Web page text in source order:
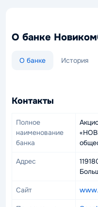
О банке
О банке История
Контакты
Полное
наименование
банка
Адрес
Сайт
Кредитные карты
Вопросы и ответы
❓ Как закрыть
Новикомбанке?
обратитесь в чат
мобильном приложении
долга карта считается